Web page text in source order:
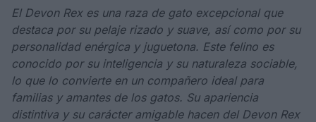
El Devon Rex es una raza de gato excepcional que
destaca por su pelaje rizado y suave, así como por su
personalidad enérgica y juguetona. Este felino es
conocido por su inteligencia y su naturaleza sociable,
lo que lo convierte en un compañero ideal para
familias y amantes de los gatos. Su apariencia
distintiva y su carácter amigable hacen del Devon Rex